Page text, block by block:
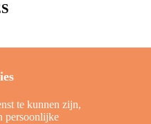
te kunnen zijn,
persoonlijke